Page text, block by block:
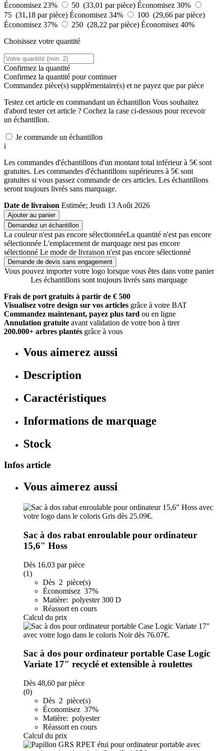
Économisez 23%
50 (33,01 par pièce) Économisez 30%
75 (31,18 par pièce) Économisez 34%
100 (29,66 par pièce)
Économisez 37%
250 (28,22 par pièce) Économisez 40%
Choisissez votre quantité
Confirmez la quantité
Confirmez la quantité pour continuer
Commandez pièce(s) supplémentaire(s) et ne payez que par pièce
Testez cet article en commandant un échantillon Vous souhaitez
d'abord tester cet article ? Cochez la case ci-dessous pour recevoir
un échantillon.
Je commande un échantillon
i
Les commandes d'échantillons d'un montant total inférieur à 5€ sont
gratuites. Les commandes d'échantillons supérieures à 5€ sont
gratuites si vous passez commande de ces articles. Les échantillons
seront toujours livrés sans marquage.
Date de livraison Estimée; Jeudi 13 Août 2026
Ajouter au panier
Demandez un échantillon
La couleur n'est pas encore sélectionnéeLa quantité n'est pas encore
sélectionnée L'emplacement de marquage nest pas encore
sélectionné Le mode de livraison n'est pas encore sélectionné
Demande de devis sans engagement
Vous pouvez importer votre logo lorsque vous êtes dans votre panier
Les échantillons sont toujours livrés sans marquage
Frais de port gratuits à partir de € 500
Visualisez votre design sur vos articles grâce à votre BAT
Commandez maintenant, payez plus tard ou en ligne
Annulation gratuite avant validation de votre bon à tirer
200.000+ arbres plantés grâce à vous
Vous aimerez aussi
Description
Caractéristiques
Informations de marquage
Stock
Infos article
Vous aimerez aussi
Sac à dos rabat enroulable pour ordinateur
15,6" Hoss
Dès 16,03 par pièce
(1)
Dès 2 pièce(s)
Économisez 37%
Matière: polyester 300 D
Réassort en cours
Calcul du prix
Sac à dos pour ordinateur portable Case Logic
Variate 17" recyclé et extensible à roulettes
Dès 48,60 par pièce
(0)
Dès 2 pièce(s)
Économisez 37%
Matière: polyester
Réassort en cours
Calcul du prix